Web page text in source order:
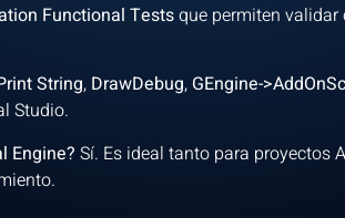
Functional Testsque permiten
String, DrawDebug, GEngine-
Studio.
Engine? Sí. Es ideal tanto para proyectos